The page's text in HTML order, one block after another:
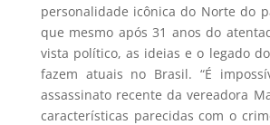
personalidade icônica do Norte do
que mesmo após 31 anos do
vista político, as ideias e o legado
fazem atuais no Brasil. “É
assassinato recente da vereadora
características parecidas com o